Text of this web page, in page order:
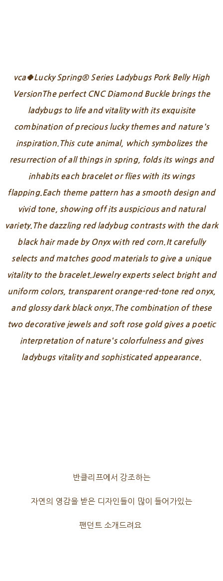
vca🍀Lucky Spring® Series Ladybugs Pork Belly High
VersionThe perfect CNC Diamond Buckle brings the
ladybugs to life and vitality with its exquisite
combination of precious lucky themes and nature's
inspiration.This cute animal, which symbolizes the
resurrection of all things in spring, folds its wings and
inhabits each bracelet or flies with its wings
flapping.Each theme pattern has a smooth design and
vivid tone, showing off its auspicious and natural
variety.The dazzling red ladybug contrasts with the dark
black hair made by Onyx with red corn.It carefully
selects and matches good materials to give a unique
vitality to the bracelet.Jewelry experts select bright and
uniform colors, transparent orange-red-tone red onyx,
and glossy dark black onyx.The combination of these
two decorative jewels and soft rose gold gives a poetic
interpretation of nature's colorfulness and gives
ladybugs vitality and sophisticated appearance.
반클리프에서 강조하는
자연의 영감을 받은 디자인들이 많이 들어가있는
팬던트 소개드려요